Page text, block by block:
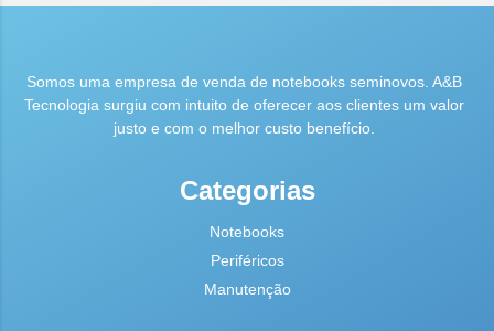
Somos uma empresa de venda de notebooks seminovos. A&B
Tecnologia surgiu com intuito de oferecer aos clientes um valor
justo e com o melhor custo benefício.
Categorias
Notebooks
Periféricos
Manutenção